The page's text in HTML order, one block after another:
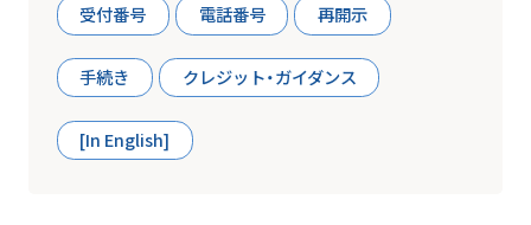
受付番号 電話番号 再開示
手続き クレジット・ガイダンス
[In English]